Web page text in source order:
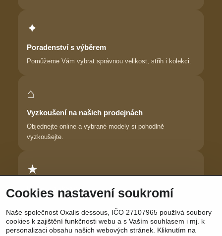
✦
Poradenství s výběrem
Pomůžeme Vám vybrat správnou velikost, střih i kolekci.
⌂
Vyzkoušení na našich prodejnách
Objednejte online a vybrané modely si pohodlně
vyzkoušejte.
★
Důvěra zákaznic
cítí krásně.
Cookies nastavení soukromí
Naše společnost Oxalis dessous, IČO 27107965 používá soubory
cookies k zajištění funkčnosti webu a s Vaším souhlasem i mj. k
personalizaci obsahu našich webových stránek. Kliknutím na